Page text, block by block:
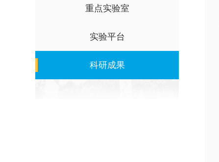
重点实验室
实验平台
科研成果